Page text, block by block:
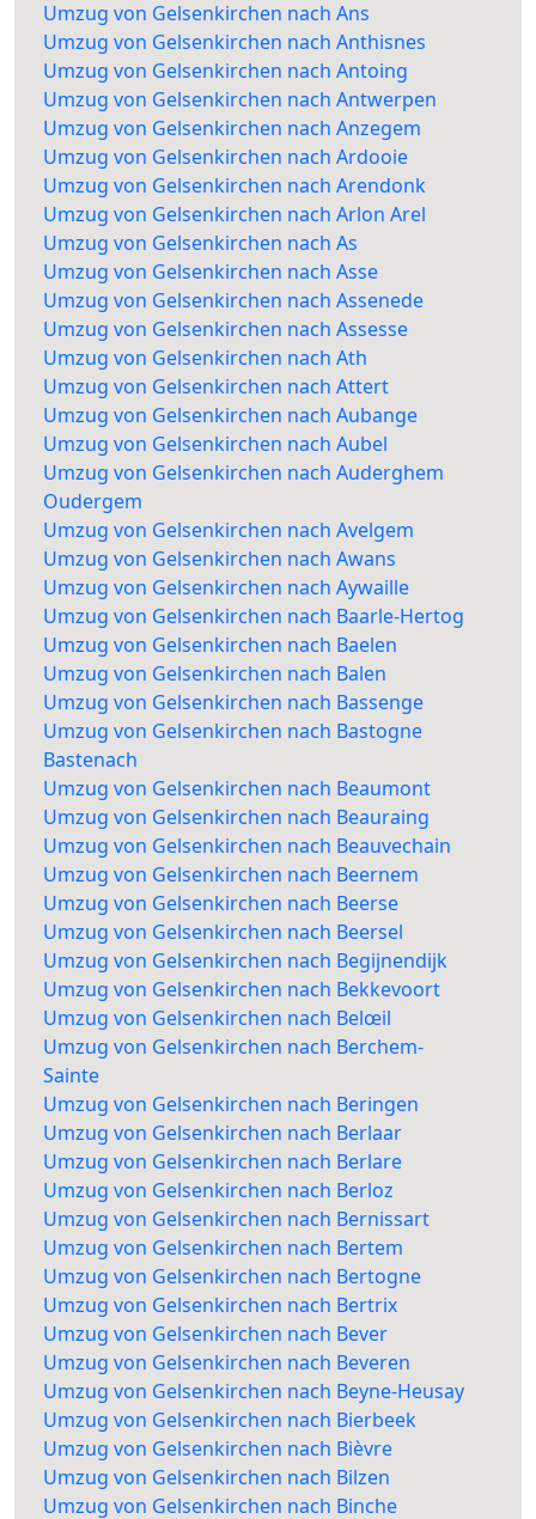
Umzug von Gelsenkirchen nach Ans
Umzug von Gelsenkirchen nach Anthisnes
Umzug von Gelsenkirchen nach Antoing
Umzug von Gelsenkirchen nach Antwerpen
Umzug von Gelsenkirchen nach Anzegem
Umzug von Gelsenkirchen nach Ardooie
Umzug von Gelsenkirchen nach Arendonk
Umzug von Gelsenkirchen nach Arlon Arel
Umzug von Gelsenkirchen nach As
Umzug von Gelsenkirchen nach Asse
Umzug von Gelsenkirchen nach Assenede
Umzug von Gelsenkirchen nach Assesse
Umzug von Gelsenkirchen nach Ath
Umzug von Gelsenkirchen nach Attert
Umzug von Gelsenkirchen nach Aubange
Umzug von Gelsenkirchen nach Aubel
Umzug von Gelsenkirchen nach Auderghem
Oudergem
Umzug von Gelsenkirchen nach Avelgem
Umzug von Gelsenkirchen nach Awans
Umzug von Gelsenkirchen nach Aywaille
Umzug von Gelsenkirchen nach Baarle-Hertog
Umzug von Gelsenkirchen nach Baelen
Umzug von Gelsenkirchen nach Balen
Umzug von Gelsenkirchen nach Bassenge
Umzug von Gelsenkirchen nach Bastogne
Bastenach
Umzug von Gelsenkirchen nach Beaumont
Umzug von Gelsenkirchen nach Beauraing
Umzug von Gelsenkirchen nach Beauvechain
Umzug von Gelsenkirchen nach Beernem
Umzug von Gelsenkirchen nach Beerse
Umzug von Gelsenkirchen nach Beersel
Umzug von Gelsenkirchen nach Begijnendijk
Umzug von Gelsenkirchen nach Bekkevoort
Umzug von Gelsenkirchen nach Belœil
Umzug von Gelsenkirchen nach Berchem-
Sainte
Umzug von Gelsenkirchen nach Beringen
Umzug von Gelsenkirchen nach Berlaar
Umzug von Gelsenkirchen nach Berlare
Umzug von Gelsenkirchen nach Berloz
Umzug von Gelsenkirchen nach Bernissart
Umzug von Gelsenkirchen nach Bertem
Umzug von Gelsenkirchen nach Bertogne
Umzug von Gelsenkirchen nach Bertrix
Umzug von Gelsenkirchen nach Bever
Umzug von Gelsenkirchen nach Beveren
Umzug von Gelsenkirchen nach Beyne-Heusay
Umzug von Gelsenkirchen nach Bierbeek
Umzug von Gelsenkirchen nach Bièvre
Umzug von Gelsenkirchen nach Bilzen
Umzug von Gelsenkirchen nach Binche